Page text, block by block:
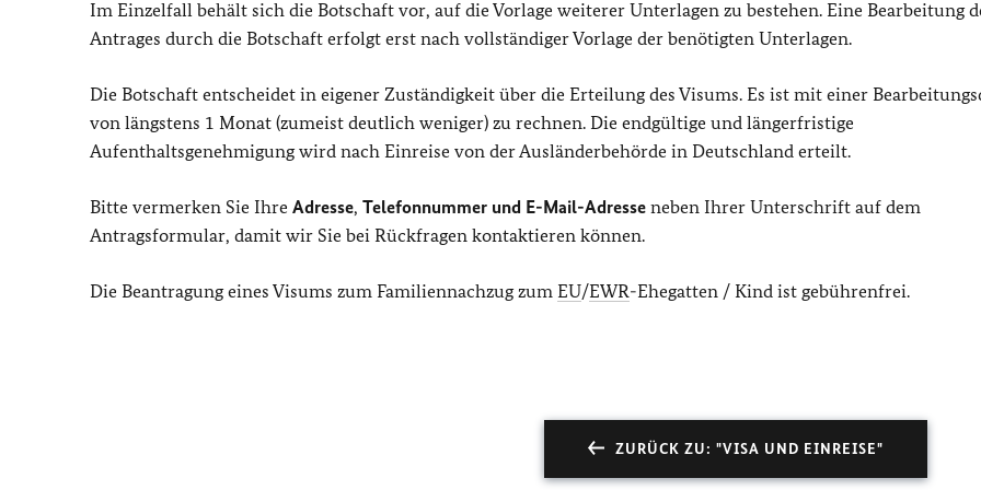
Im Einzelfall behält sich die Botschaft vor, auf die Vorlage weiterer Unterlagen zu bestehen. Eine Bearbeitung
Antrages durch die Botschaft erfolgt erst nach vollständiger Vorlage der benötigten Unterlagen.
Die Botschaft entscheidet in eigener Zuständigkeit über die Erteilung des Visums. Es ist mit einer
von längstens 1 Monat (zumeist deutlich weniger) zu rechnen. Die endgültige und längerfristige
Aufenthaltsgenehmigung wird nach Einreise von der Ausländerbehörde in Deutschland erteilt.
Bitte vermerken Sie Ihre Adresse, Telefonnummer und E-Mail-Adresse neben Ihrer Unterschrift auf dem
Antragsformular, damit wir Sie bei Rückfragen kontaktieren können.
Die Beantragung eines Visums zum Familiennachzug zum EU/EWR-Ehegatten / Kind ist gebührenfrei.
ZURÜCK ZU: "VISA UND EINREISE"